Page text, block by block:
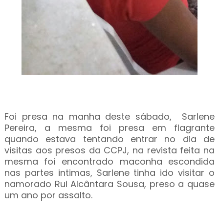
Foi presa na manha deste sábado, Sarlene
Pereira, a mesma foi presa em flagrante
quando estava tentando entrar no dia de
visitas aos presos da CCPJ, na revista feita na
mesma foi encontrado maconha escondida
nas partes intimas, Sarlene tinha ido visitar o
namorado Rui Alcântara Sousa, preso a quase
um ano por assalto.